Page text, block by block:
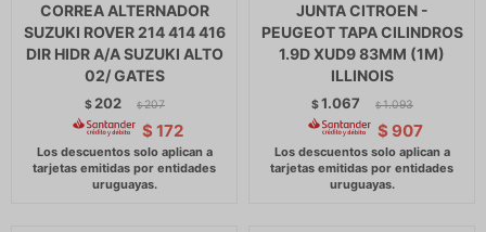
CORREA ALTERNADOR
SUZUKI ROVER 214 414 416
DIR HIDR A/A SUZUKI ALTO
02/ GATES
$ 202 $ 207
$ 172
JUNTA CITROEN -
PEUGEOT TAPA CILINDROS
1.9D XUD9 83MM (1M)
ILLINOIS
$1.067 $ 1.093
$ 907